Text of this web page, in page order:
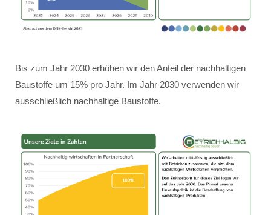
Bis zum Jahr 2030 erhöhen wir den Anteil der nachhaltigen
Baustoffe um 15% pro Jahr. Im Jahr 2030 verwenden wir
ausschließlich nachhaltige Baustoffe.